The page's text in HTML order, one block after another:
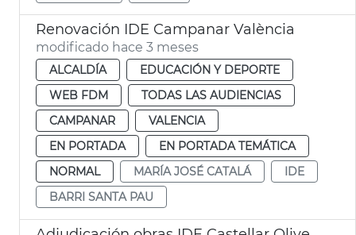
Renovación IDE Campanar València
modificado hace 3 meses
ALCALDÍA
EDUCACIÓN Y DEPORTE
WEB FDM
TODAS LAS AUDIENCIAS
CAMPANAR
VALENCIA
EN PORTADA
EN PORTADA TEMÁTICA
NORMAL
MARÍA JOSÉ CATALÁ
IDE
BARRI SANTA PAU